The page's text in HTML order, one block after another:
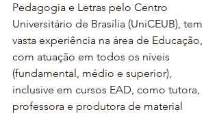
Pedagogia e Letras pelo Centro
Universitário de Brasília (UniCEUB), tem
vasta experiência na área de Educação,
com atuação em todos os níveis
(fundamental, médio e superior),
inclusive em cursos EAD, como tutora,
professora e produtora de material